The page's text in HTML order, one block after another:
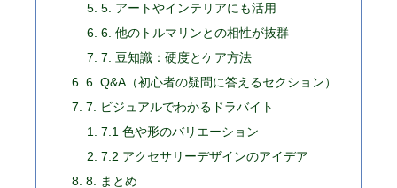
5. アートやインテリアにも活用
6. 他のトルマリンとの相性が抜群
7. 豆知識：硬度とケア方法
6. Q&A（初心者の疑問に答えるセクション）
7. ビジュアルでわかるドラバイト
7.1 色や形のバリエーション
7.2 アクセサリーデザインのアイデア
8. まとめ